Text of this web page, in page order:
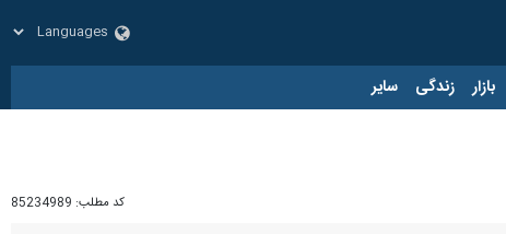
بازار زندگی سایر
کد مطلب: 85234989